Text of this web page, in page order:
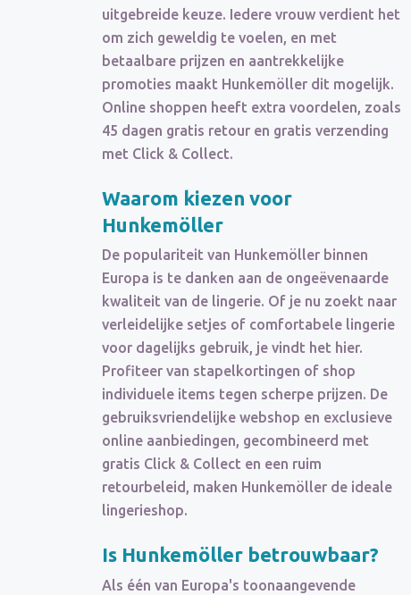
uitgebreide keuze. Iedere vrouw verdient het
om zich geweldig te voelen, en met
betaalbare prijzen en aantrekkelijke
promoties maakt Hunkemöller dit mogelijk.
Online shoppen heeft extra voordelen, zoals
45 dagen gratis retour en gratis verzending
met Click & Collect.
Waarom kiezen voor
Hunkemöller
De populariteit van Hunkemöller binnen
Europa is te danken aan de ongeëvenaarde
kwaliteit van de lingerie. Of je nu zoekt naar
verleidelijke setjes of comfortabele lingerie
voor dagelijks gebruik, je vindt het hier.
Profiteer van stapelkortingen of shop
individuele items tegen scherpe prijzen. De
gebruiksvriendelijke webshop en exclusieve
online aanbiedingen, gecombineerd met
gratis Click & Collect en een ruim
retourbeleid, maken Hunkemöller de ideale
lingerieshop.
Is Hunkemöller betrouwbaar?
Als één van Europa's toonaangevende